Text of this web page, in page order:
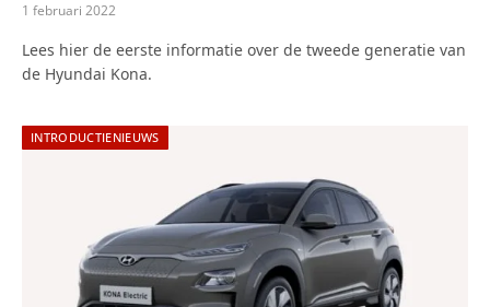
1 februari 2022
Lees hier de eerste informatie over de tweede generatie van
de Hyundai Kona.
INTRODUCTIENIEUWS